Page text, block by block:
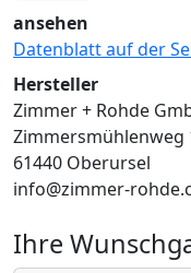
ansehen
Datenblatt auf der
Hersteller
Zimmer + Rohde
Zimmersmühlenweg
61440 Oberursel
info@zimmer-
Ihre